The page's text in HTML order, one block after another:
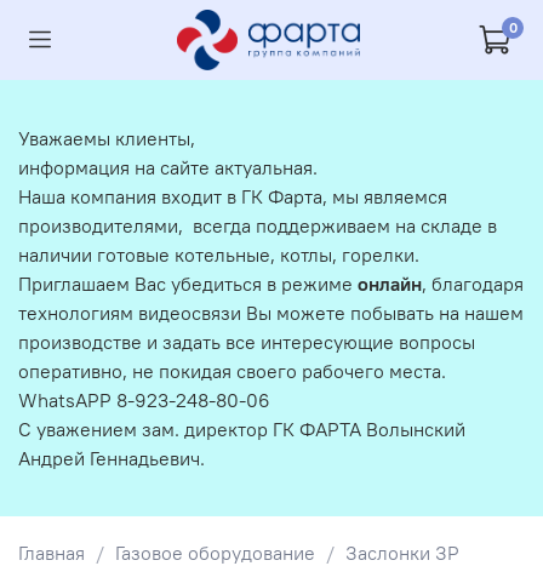
0
Главная Газовое оборудование Заслонки ЗР
Уважаемы клиенты,
информация на сайте актуальная.
Наша компания входит в ГК Фарта, мы являемся
производителями, всегда поддерживаем на складе в
наличии готовые котельные, котлы, горелки.
Приглашаем Вас убедиться в режиме онлайн, благодаря
технологиям видеосвязи Вы можете побывать на нашем
производстве и задать все интересующие вопросы
оперативно, не покидая своего рабочего места.
WhatsAPP 8-923-248-80-06
С уважением зам. директор ГК ФАРТА Волынский
Андрей Геннадьевич.